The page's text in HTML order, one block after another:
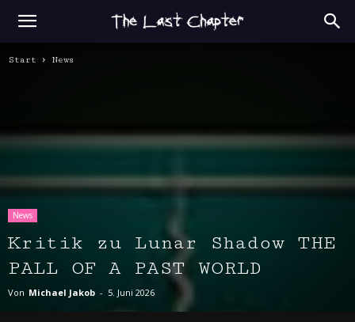
Start News
News
Kritik zu Lunar Shadow THE
PALL OF A PAST WORLD
Von Michael Jakob - 5. Juni 2026